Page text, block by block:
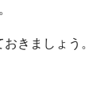
きましょう。